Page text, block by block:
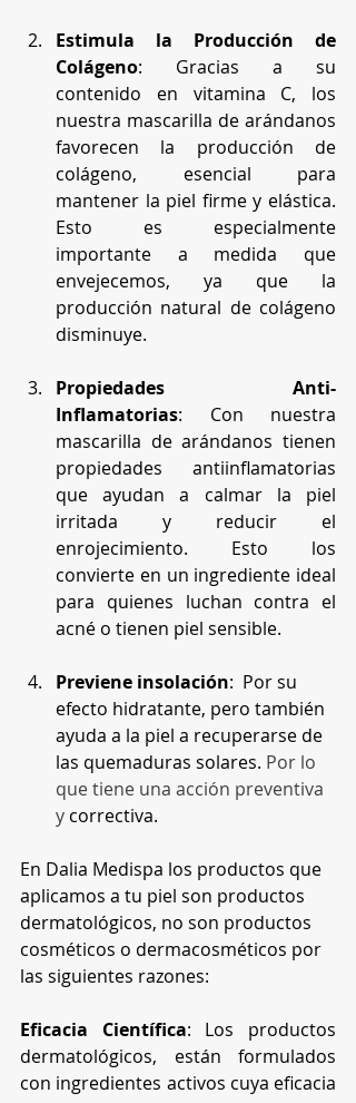
Estimula la Producción de
Colágeno: Gracias a su
contenido en vitamina C, los
nuestra mascarilla de arándanos
favorecen la producción de
colágeno, esencial para
mantener la piel firme y elástica.
Esto es especialmente
importante a medida que
envejecemos, ya que la
producción natural de colágeno
disminuye.
Propiedades Anti-
Inflamatorias: Con nuestra
mascarilla de arándanos tienen
propiedades antiinflamatorias
que ayudan a calmar la piel
irritada y reducir el
enrojecimiento. Esto los
convierte en un ingrediente ideal
para quienes luchan contra el
acné o tienen piel sensible.
Previene insolación:  Por su
efecto hidratante, pero también
ayuda a la piel a recuperarse de
las quemaduras solares. Por lo
que tiene una acción preventiva
y correctiva.
En Dalia Medispa los productos que
aplicamos a tu piel son productos
dermatológicos, no son productos
cosméticos o dermacosméticos por
las siguientes razones:
Eficacia Científica: Los productos
dermatológicos, están formulados
con ingredientes activos cuya eficacia